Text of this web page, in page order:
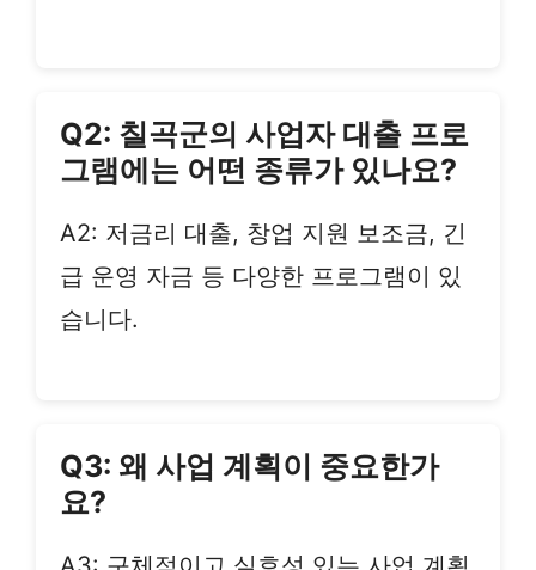
Q2: 칠곡군의 사업자 대출 프로
그램에는 어떤 종류가 있나요?
A2: 저금리 대출, 창업 지원 보조금, 긴
급 운영 자금 등 다양한 프로그램이 있
습니다.
Q3: 왜 사업 계획이 중요한가
요?